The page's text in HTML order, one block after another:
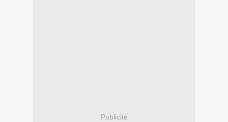
Publicité